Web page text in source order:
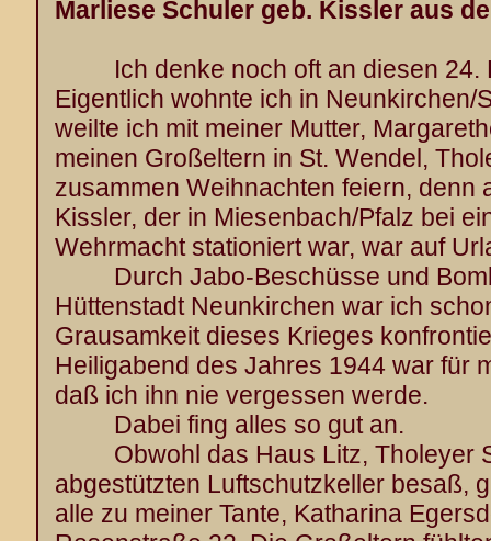
Marliese Schuler geb. Kissler aus
Ich denke noch oft an diesen 24.
Eigentlich wohnte ich in Neunkirchen/
weilte ich mit meiner Mutter,
meinen Großeltern in St. Wendel,
zusammen Weihnachten feiern, denn
Kissler, der in Miesenbach/Pfalz bei
Wehrmacht stationiert war, war auf
Durch Jabo-Beschüsse und
Hüttenstadt Neunkirchen war ich
Grausamkeit dieses Krieges
Heiligabend des Jahres 1944 war für
daß ich ihn nie vergessen werde.
Dabei fing alles so gut an.
Obwohl das Haus Litz, Tholeyer
abgestützten Luftschutzkeller besaß,
alle zu meiner Tante, Katharina